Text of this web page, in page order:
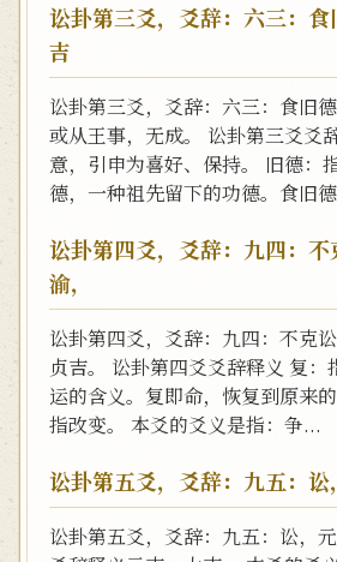
讼卦第三爻，爻辞：六三：
吉
讼卦第三爻，爻辞：六三：食旧德
或从王事，无成。 讼卦第三爻爻
意，引申为喜好、保持。 旧德：
德，一种祖先留下的功德。食旧
讼卦第四爻，爻辞：九四：
渝，
讼卦第四爻，爻辞：九四：不克
贞吉。 讼卦第四爻爻辞释义 复
运的含义。复即命，恢复到原来的
指改变。 本爻的爻义是指：争...
讼卦第五爻，爻辞：九五：讼
讼卦第五爻，爻辞：九五：讼，